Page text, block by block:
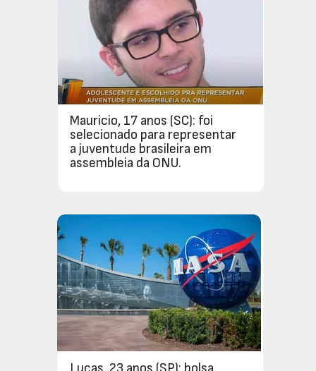
Mauricio, 17 anos (SC): foi
selecionado para representar
a juventude brasileira em
assembleia da ONU.